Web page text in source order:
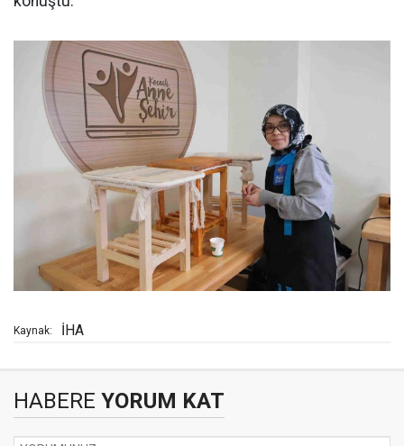
Kaynak: İHA
HABERE YORUM KAT